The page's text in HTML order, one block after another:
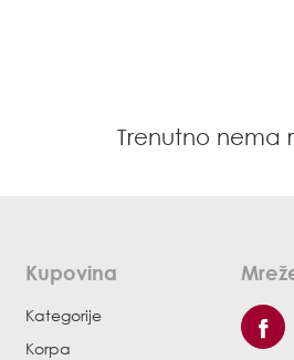
Trenutno nema
Kupovina
Kategorije
Korpa